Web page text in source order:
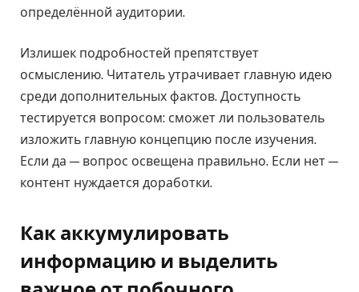
определённой аудитории.
Излишек подробностей препятствует
осмыслению. Читатель утрачивает главную идею
среди дополнительных фактов. Доступность
тестируется вопросом: сможет ли пользователь
изложить главную концепцию после изучения.
Если да — вопрос освещена правильно. Если нет —
контент нуждается доработки.
Как аккумулировать
информацию и выделить